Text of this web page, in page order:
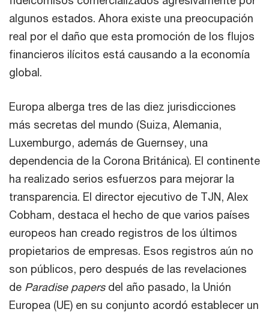
algunos estados. Ahora existe una preocupación
real por el daño que esta promoción de los flujos
financieros ilícitos está causando a la economía
global.
Europa alberga tres de las diez jurisdicciones
más secretas del mundo (Suiza, Alemania,
Luxemburgo, además de Guernsey, una
dependencia de la Corona Británica). El continente
ha realizado serios esfuerzos para mejorar la
transparencia. El director ejecutivo de TJN, Alex
Cobham, destaca el hecho de que varios países
europeos han creado registros de los últimos
propietarios de empresas. Esos registros aún no
son públicos, pero después de las revelaciones
de Paradise papersdel año pasado, la Unión
Europea (UE) en su conjunto acordó establecer un